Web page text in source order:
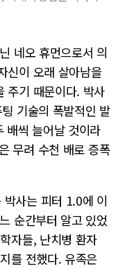
네오 휴먼으로서 의
신이 오래 살아남을
주기 때문이다. 박사
기술의 폭발적인 발
배씩 늘어날 것이라
무려 수천 배로 증폭
사는 피터 1.0에 이
순간부터 알고 있었
자들, 난치병 환자
를 전했다. 유족은